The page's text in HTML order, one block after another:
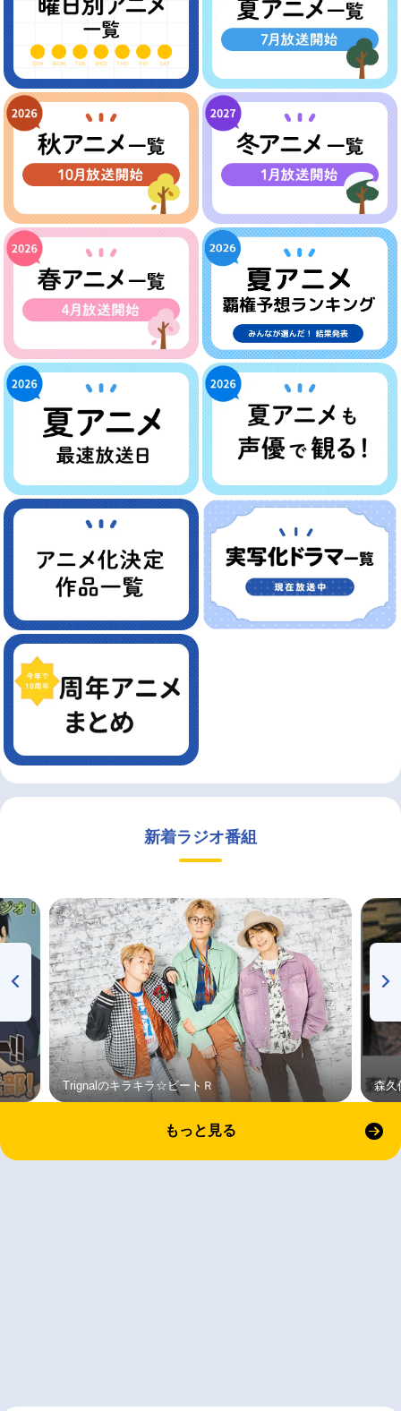
新着ラジオ番組
Trignalのキラキラ☆ビートＲ 森久
もっと見る